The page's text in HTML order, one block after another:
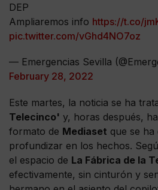
DEP
Ampliaremos info https://t.co/
pic.twitter.com/vGhd4NO7oz
— Emergencias Sevilla
February 28, 2022
Este martes, la noticia se ha
Telecinco' y, horas después,
formato de Mediaset que se ha
profundizar en los hechos.
el espacio de La Fábrica de la
efectivamente, sin cinturón y